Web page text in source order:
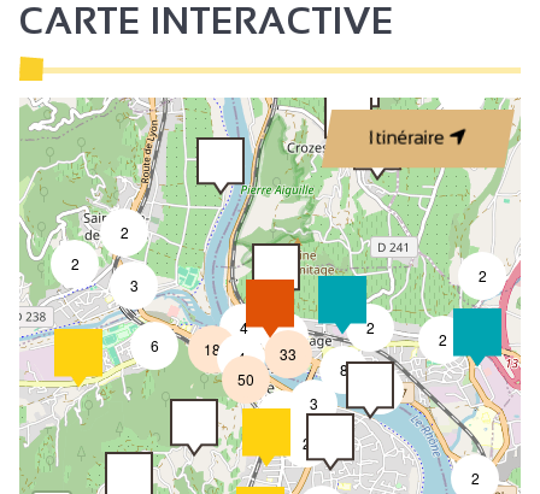
CARTE INTERACTIVE
Itinéraire
2
2
2
2
2
2
8
2
3
6
4
4
18
2
5
3
50
33